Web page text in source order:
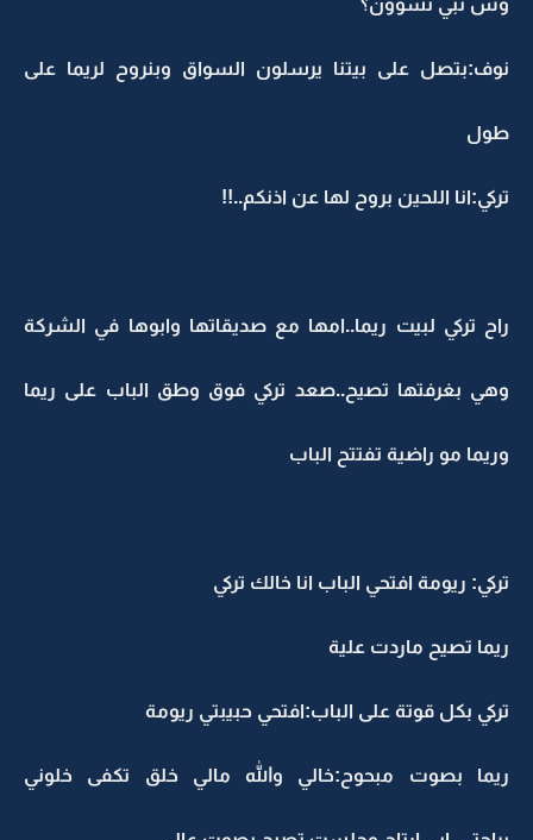
وش تبي تسوون؟
نوف:بتصل على بيتنا يرسلون السواق وبنروح لريما على
طول
تركي:انا اللحين بروح لها عن اذنكم..!!
راح تركي لبيت ريما..امها مع صديقاتها وابوها في الشركة
وهي بغرفتها تصيح..صعد تركي فوق وطق الباب على ريما
وريما مو راضية تفتتح الباب
تركي: ريومة افتحي الباب انا خالك تركي
ريما تصيح ماردت علية
تركي بكل قوتة على الباب:افتحي حبيبتي ريومة
ريما بصوت مبحوح:خالي والله مالي خلق تكفى خلوني